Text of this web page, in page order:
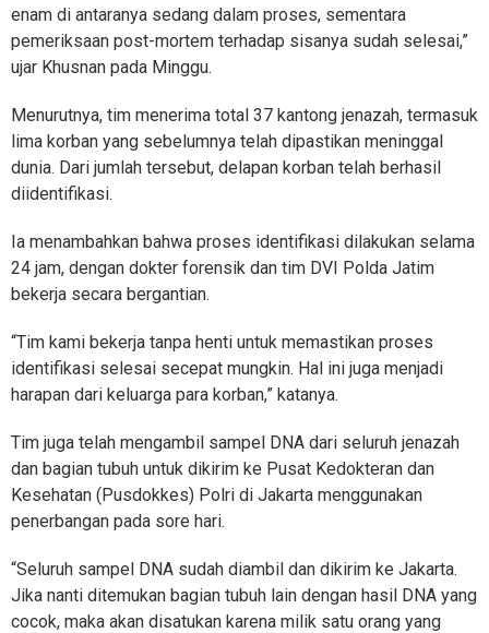
enam di antaranya sedang dalam proses, sementara
pemeriksaan post-mortem terhadap sisanya sudah selesai,”
ujar Khusnan pada Minggu.
Menurutnya, tim menerima total 37 kantong jenazah, termasuk
lima korban yang sebelumnya telah dipastikan meninggal
dunia. Dari jumlah tersebut, delapan korban telah berhasil
diidentifikasi.
Ia menambahkan bahwa proses identifikasi dilakukan selama
24 jam, dengan dokter forensik dan tim DVI Polda Jatim
bekerja secara bergantian.
“Tim kami bekerja tanpa henti untuk memastikan proses
identifikasi selesai secepat mungkin. Hal ini juga menjadi
harapan dari keluarga para korban,” katanya.
Tim juga telah mengambil sampel DNA dari seluruh jenazah
dan bagian tubuh untuk dikirim ke Pusat Kedokteran dan
Kesehatan (Pusdokkes) Polri di Jakarta menggunakan
penerbangan pada sore hari.
“Seluruh sampel DNA sudah diambil dan dikirim ke Jakarta.
Jika nanti ditemukan bagian tubuh lain dengan hasil DNA yang
cocok, maka akan disatukan karena milik satu orang yang